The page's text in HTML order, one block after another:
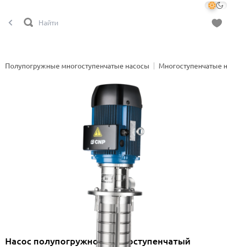
Полупогружные многоступенчатые насосы Многоступенчатые
Насос полупогружной многоступенчатый